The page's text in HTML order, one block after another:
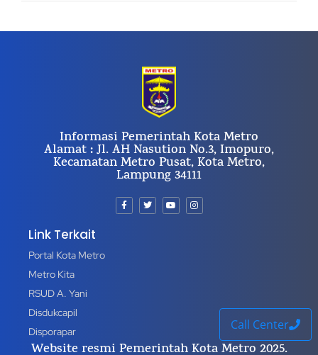
Informasi Pemerintah Kota Metro
Alamat : Jl. AH Nasution No.3, Imopuro,
Kecamatan Metro Pusat, Kota Metro,
Lampung 34111
Link Terkait
Portal Kota Metro
Metro Kita
RSUD A. Yani
Disdukcapil
Disporapar
Website resmi Pemerintah Kota Metro 2025.
Call Center